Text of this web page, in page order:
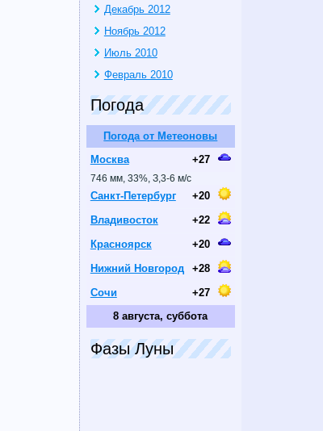
Декабрь 2012
Ноябрь 2012
Июль 2010
Февраль 2010
Погода
Погода от Метеоновы
Москва
+27
746 мм, 33%, З,3-6 м/с
Санкт-Петербург
+20
Владивосток
+22
Красноярск
+20
Нижний Новгород
+28
Сочи
+27
8 августа, суббота
Фазы Луны